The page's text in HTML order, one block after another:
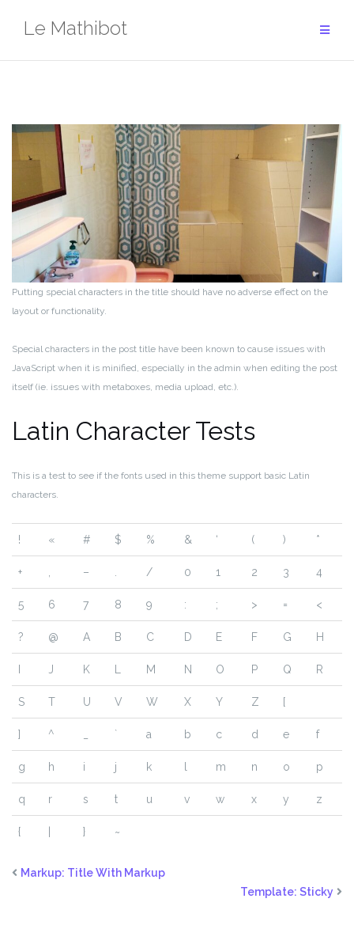
Le Mathibot
Putting special characters in the title should have no adverse effect on the
layout or functionality.
Special characters in the post title have been known to cause issues with
JavaScript when it is minified, especially in the admin when editing the post
itself (ie. issues with metaboxes, media upload, etc.).
Latin Character Tests
This is a test to see if the fonts used in this theme support basic Latin
characters.
! « # $ % & ‘ ( ) *
+ , – . / 0 1 2 3 4
5 6 7 8 9 : ; > = <
? @ A B C D E F G H
J K L M N O P Q R
S T U V W X Y Z [
] ^ ` a b c d e f
g h i j k l m n o p
q r s t u v w x y z
{ } ~
Markup: Title With Markup
Template: Sticky